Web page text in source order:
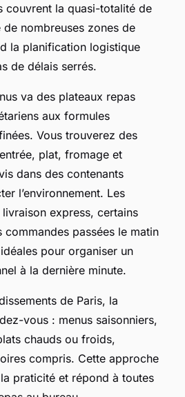
couvrent la quasi-totalité de
nombreuses zones de
la planification logistique
de délais serrés.
va des plateaux repas
aux formules
Vous trouverez des
plat, fromage et
dans des contenants
l’environnement. Les
express, certains
commandes passées le matin
pour organiser un
à la dernière minute.
de Paris, la
vous : menus saisonniers,
chauds ou froids,
compris. Cette approche
praticité et répond à toutes